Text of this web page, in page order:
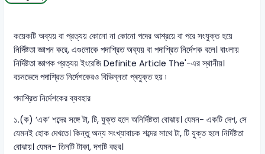
কয়েকটি অব্যয় বা প্রত্যয় কোনো না কোনো পদের আশ্রয়ে বা পরে সংযুক্ত হয়ে
নির্দিষ্টতা জ্ঞাপন করে, এগুলোকে পদাশ্রিত অব্যয় বা পদাশ্রিত নির্দেশক বলে। বাংলায়
নির্দিষ্টতা জ্ঞাপক প্রত্যয় ইংরেজি Definite Article The'-এর স্থানীয়।
বচনভেদে পদাশ্রিত নির্দেশকেরও বিভিন্নতা প্ৰযুক্ত হয় ৷
পদাশ্রিত নির্দেশকের ব্যবহার
১.(ক) ‘এক’ শব্দের সঙ্গে টা, টি, যুক্ত হলে অনির্দিষ্টতা বোঝায়। যেমন- একটি দেশ, সে
যেমনই হোক দেখতে। কিন্তু অন্য সংখ্যাবাচক শব্দের সাথে টা, টি যুক্ত হলে নির্দিষ্টতা
বোঝায়। যেমন- তিনটি টাকা, দশটি বছর।